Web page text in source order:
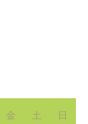
金 土 日